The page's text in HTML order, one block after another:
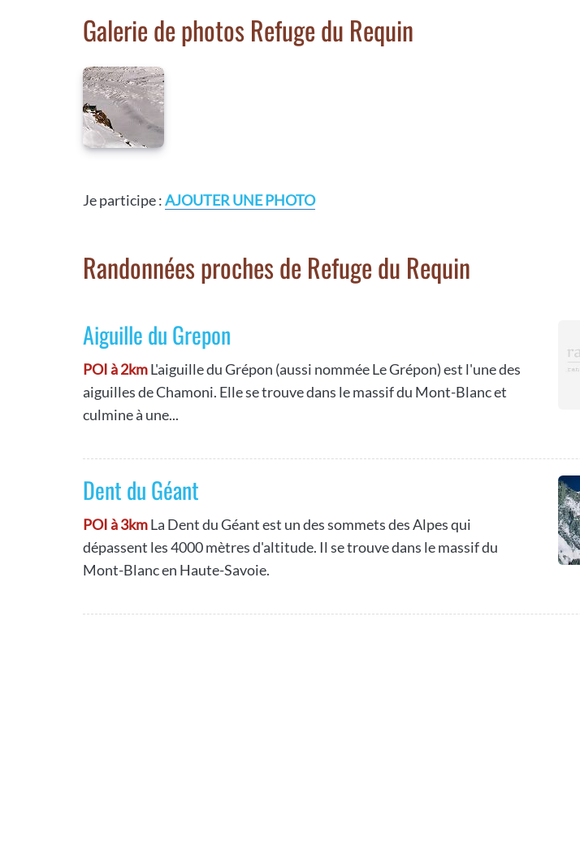
Galerie de photos Refuge du Requin
Je participe :AJOUTER UNE PHOTO
Randonnées proches de Refuge du Requin
Aiguille du Grepon
POI à 2kmL'aiguille du Grépon (aussi nommée Le Grépon) est l'une des
aiguilles de Chamoni. Elle se trouve dans le massif du Mont-Blanc et
culmine à une...
Dent du Géant
POI à 3kmLa Dent du Géant est un des sommets des Alpes qui
dépassent les 4000 mètres d'altitude. Il se trouve dans le massif du
Mont-Blanc en Haute-Savoie.